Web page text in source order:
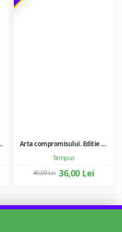
autostima
Tempus
Arta compromisului. Editie ne varietur - Ileana Vulpescu
36,00 Lei
40,00 Lei